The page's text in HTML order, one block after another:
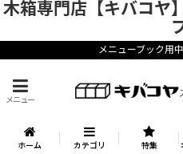
木箱専門店【キバコヤ
メニューブック用
メニュー
ホーム カテゴリ 特集